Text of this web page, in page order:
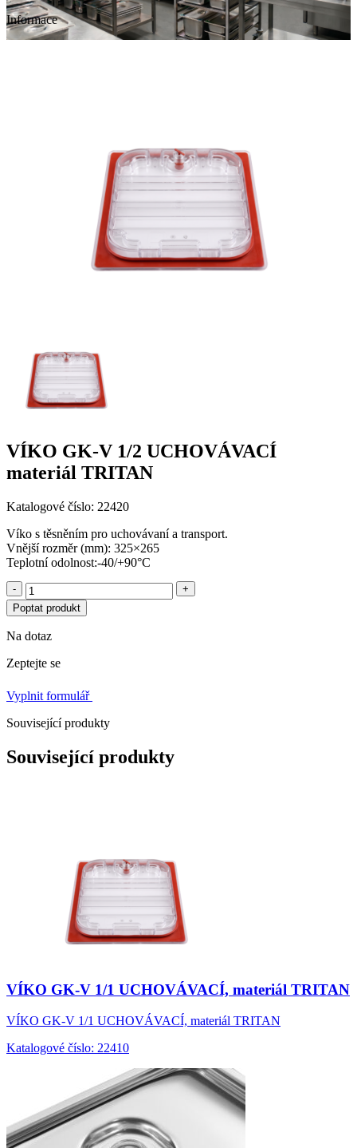
Informace
VÍKO GK-V 1/2 UCHOVÁVACÍ
materiál TRITAN
Katalogové číslo: 22420
Víko s těsněním pro uchovávaní a transport.
Vnější rozměr (mm): 325×265
Teplotní odolnost:-40/+90°C
-
+
Poptat produkt
Na dotaz
Zeptejte se
Vyplnit formulář
Související produkty
Související produkty
VÍKO GK-V 1/1 UCHOVÁVACÍ, materiál TRITAN
VÍKO GK-V 1/1 UCHOVÁVACÍ, materiál TRITAN
Katalogové číslo: 22410